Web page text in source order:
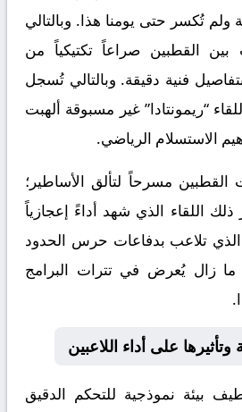
تُكسر حتى يومنا هذا. وبالتالي
القطبين صراعاً تكتيكياً من
فنية دقيقة. وبالتالي تُسجل
“ريمونتادا” غير مسبوقة ألهبت
الاستسلام الرياضي.
القطبين مسرحاً لتألق الأساطير؛
اللقاء الذي شهد أداءً إعجازياً
الذي تلاعب بدفاعات حرس الحدود
ما زال يُعرض في تترات البرامج
على أداء اللاعبين
بيئة نموذجية للتحكم الدقيق